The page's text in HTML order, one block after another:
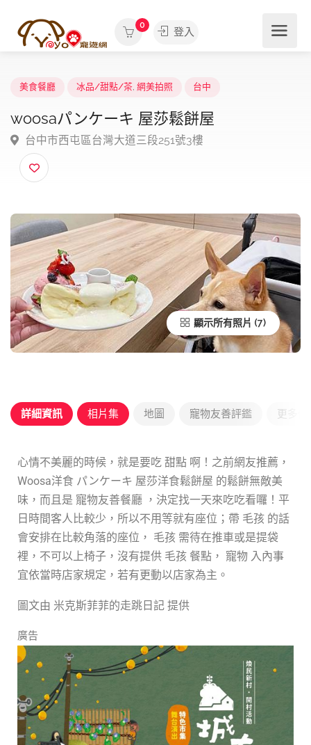
0
登入
美食餐廳 冰品/甜點/茶,網美拍照
woosaパンケーキ 屋莎鬆餅屋
台中市西屯區台灣大道三段251號3樓
顯示所有照片
詳細資訊 相片集 地圖 寵物友善評鑑 更多優
心情不美麗的時候，就是要吃 甜點 啊！之前網友推薦，
Woosa洋食 パンケーキ 屋莎洋食鬆餅屋 的鬆餅無敵美
味，而且是 寵物友善餐廳 ，決定找一天來吃吃看囉！平
日時間客人比較少，所以不用等就有座位；帶 毛孩 的話
會安排在比較角落的座位， 毛孩 需待在推車或是提袋
裡，不可以上椅子，沒有提供 毛孩 餐點， 寵物 入內事
宜依當時店家規定，若有更動以店家為主。
圖文由 米克斯菲菲的走跳日記 提供
廣告